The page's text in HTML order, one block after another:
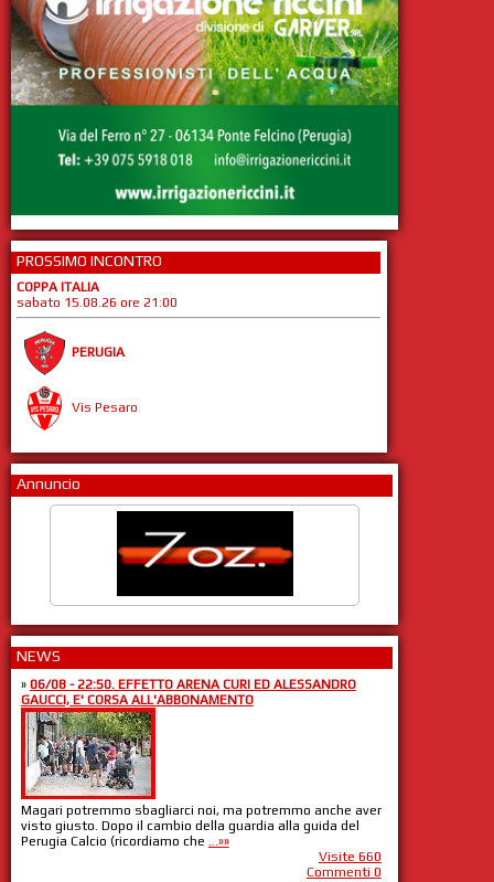
PROSSIMO INCONTRO
COPPA ITALIA
sabato 15.08.26 ore 21:00
PERUGIA
Vis Pesaro
Annuncio
NEWS
» 06/08 - 22:50. EFFETTO ARENA CURI ED ALESSANDRO
GAUCCI, E' CORSA ALL'ABBONAMENTO
Magari potremmo sbagliarci noi, ma potremmo anche aver
visto giusto. Dopo il cambio della guardia alla guida del
Perugia Calcio (ricordiamo che ...»»
Visite 660
Commenti 0